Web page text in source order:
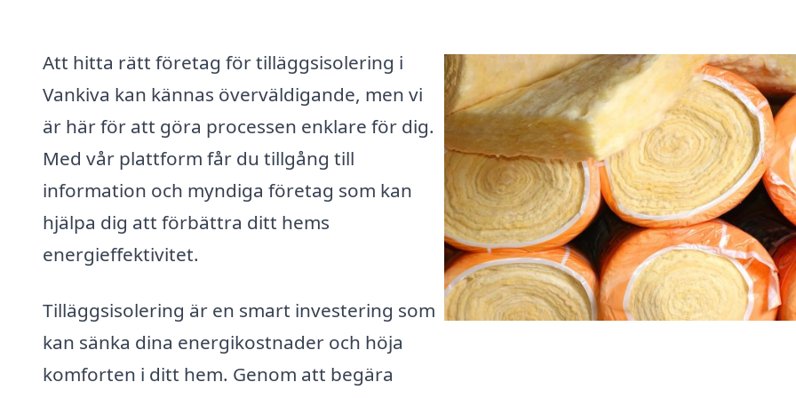
Att hitta rätt företag för tilläggsisolering i
Vankiva kan kännas överväldigande, men vi
är här för att göra processen enklare för dig.
Med vår plattform får du tillgång till
information och myndiga företag som kan
hjälpa dig att förbättra ditt hems
energieffektivitet.
Tilläggsisolering är en smart investering som
kan sänka dina energikostnader och höja
komforten i ditt hem. Genom att begära